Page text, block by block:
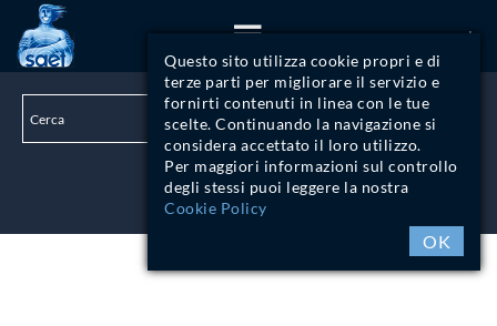
Questo sito utilizza cookie propri e di
terze parti per migliorare il servizio e
fornirti contenuti in linea con le tue
scelte. Continuando la navigazione si
considera accettato il loro utilizzo.
Per maggiori informazioni sul controllo
degli stessi puoi leggere la nostra
Cookie Policy
OK